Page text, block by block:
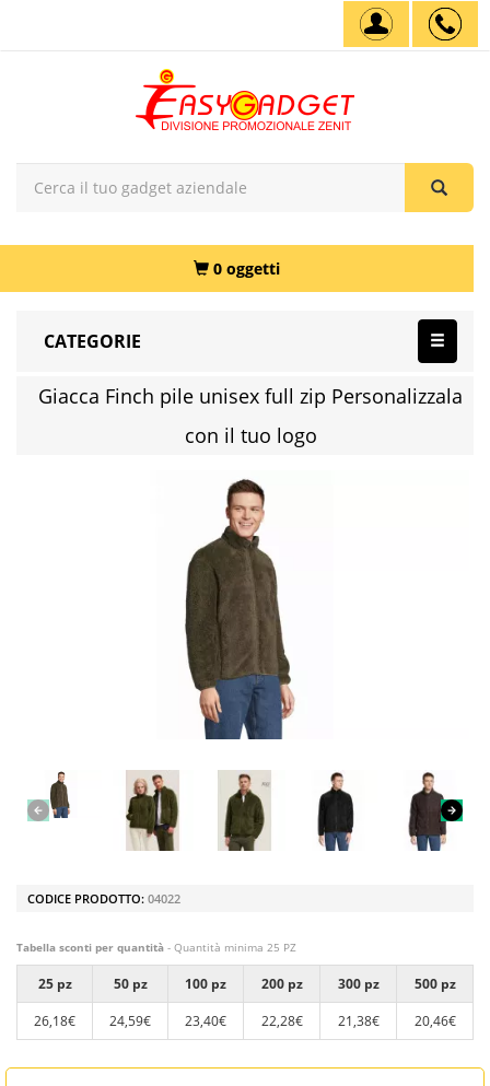
0 oggetti
CATEGORIE
Giacca Finch pile unisex full zip Personalizzala
con il tuo logo
CODICE PRODOTTO: 04022
Tabella sconti per quantità - Quantità minima 25 PZ
25 pz 50 pz 100 pz 200 pz 300 pz
500 pz
26,18€
24,59€ 23,40€ 22,28€ 21,38€ 20,46€